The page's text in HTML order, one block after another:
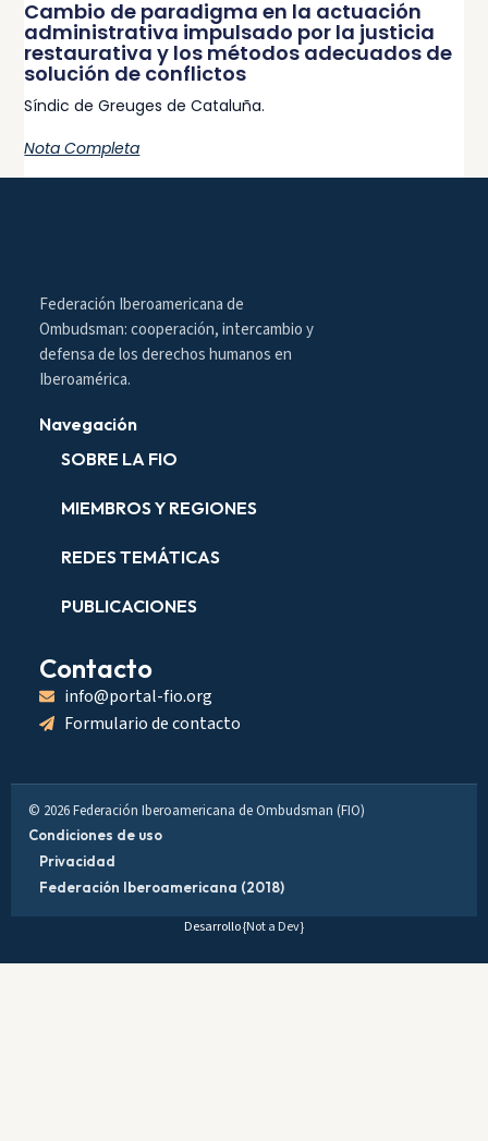
Cambio de paradigma en la actuación
administrativa impulsado por la justicia
restaurativa y los métodos adecuados de
solución de conflictos
Síndic de Greuges de Cataluña.
Nota Completa
Federación Iberoamericana de
Ombudsman: cooperación, intercambio y
defensa de los derechos humanos en
Iberoamérica.
Navegación
SOBRE LA FIO
MIEMBROS Y REGIONES
REDES TEMÁTICAS
PUBLICACIONES
Contacto
info@portal-fio.org
Formulario de contacto
© 2026 Federación Iberoamericana de Ombudsman (FIO)
Condiciones de uso
Privacidad
Federación Iberoamericana (2018)
Desarrollo{Not a Dev}